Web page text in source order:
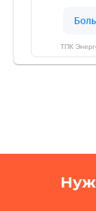
ТПК